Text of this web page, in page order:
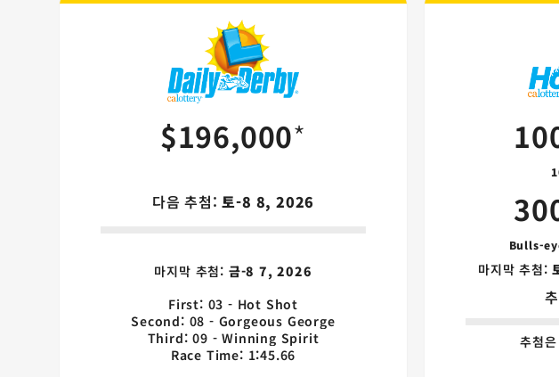
Daily Derby 게임 카드
$196,000*
다음 추첨:토-8 8, 2026
마지막 추첨: 금-8 7, 2026
First: 03 - Hot Shot
Second: 08 - Gorgeous George
Third: 09 - Winning Spirit
Race Time: 1:45.66
Bulls-
마지막 추첨:
추첨